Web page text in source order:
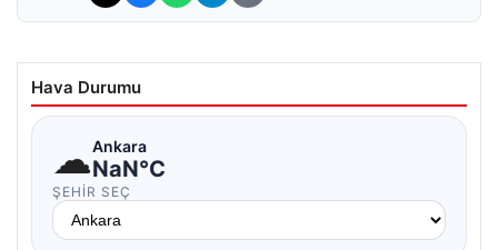
Hava Durumu
☁Ankara
NaN°C
ŞEHIR SEÇ